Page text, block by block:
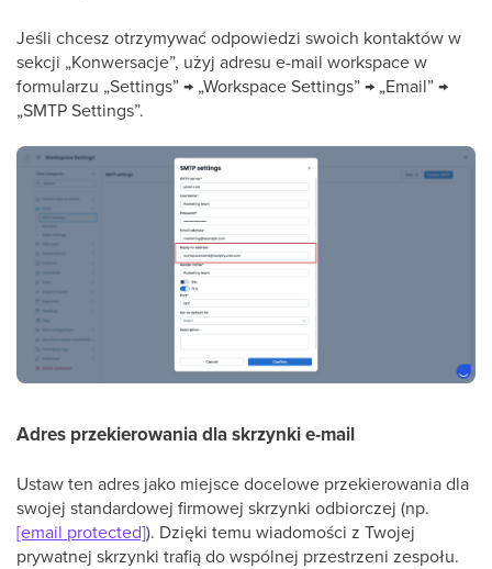
Jeśli chcesz otrzymywać odpowiedzi swoich kontaktów w
sekcji „Konwersacje”, użyj adresu e-mail workspace w
formularzu „Settings” → „Workspace Settings” → „Email” →
„SMTP Settings”.
Adres przekierowania dla skrzynki e-mail
Ustaw ten adres jako miejsce docelowe przekierowania dla
swojej standardowej firmowej skrzynki odbiorczej (np.
[email protected]). Dzięki temu wiadomości z Twojej
prywatnej skrzynki trafią do wspólnej przestrzeni zespołu.